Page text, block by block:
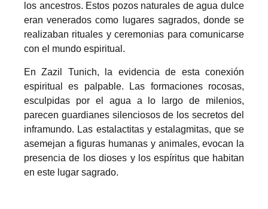
los ancestros. Estos pozos naturales de agua dulce
eran venerados como lugares sagrados, donde se
realizaban rituales y ceremonias para comunicarse
con el mundo espiritual.
En Zazil Tunich, la evidencia de esta conexión
espiritual es palpable. Las formaciones rocosas,
esculpidas por el agua a lo largo de milenios,
parecen guardianes silenciosos de los secretos del
inframundo. Las estalactitas y estalagmitas, que se
asemejan a figuras humanas y animales, evocan la
presencia de los dioses y los espíritus que habitan
en este lugar sagrado.